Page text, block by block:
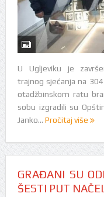
U Ugljeviku je
trajnog sjećanja na
otadžbinskom ratu
sobu izgradili su
Janko... Pročitaj više
GRAĐANI SU
ŠESTI PUT